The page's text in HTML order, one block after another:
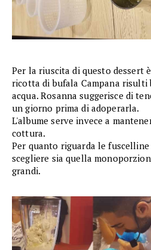
Per la riuscita di questo dessert
ricotta di bufala Campana risulti
acqua. Rosanna suggerisce di
un giorno prima di adoperarla.
L'albume serve invece a
cottura.
Per quanto riguarda le
scegliere sia quella
grandi.